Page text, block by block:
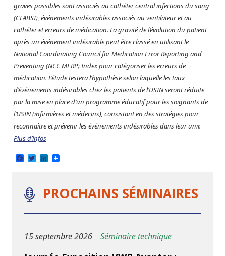
graves possibles sont associés au cathéter central infections du sang
(CLABSI), événements indésirables associés au ventilateur et au
cathéter et erreurs de médication. La gravité de l’évolution du patient
après un événement indésirable peut être classé en utilisant le
National Coordinating Council for Medication Error Reporting and
Preventing (NCC MERP) Index pour catégoriser les erreurs de
médication. L’étude testera l’hypothèse selon laquelle les taux
d’événements indésirables chez les patients de l’USIN seront réduite
par la mise en place d’un programme éducatif pour les soignants de
l’USIN (infirmières et médecins), consistant en des stratégies pour
reconnaître et prévenir les événements indésirables dans leur unir.
Plus d’infos
Facebook
TwitterLinkedIn
PROCHAINS SÉMINAIRES
15 septembre 2026 Séminaire technique